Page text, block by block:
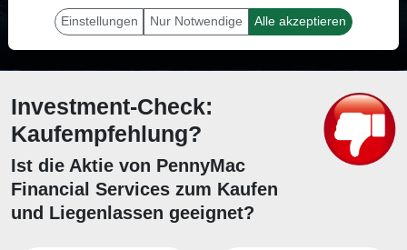
mit dieser Aktie erfolgreich sein.
Investment-Check:
Kaufempfehlung?
Ist die Aktie von PennyMac
Financial Services zum Kaufen
und Liegenlassen geeignet?
Einstellungen Nur Notwendige Alle akzeptieren